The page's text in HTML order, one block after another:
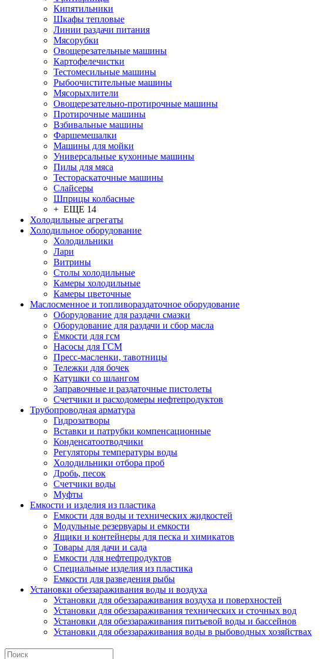
Кипятильники
Шкафы тепловые
Линии раздачи питания
Мясорубки
Овощерезательные машины
Картофелечистки
Тестомесильные машины
Рыбоочистительные машины
Мясорыхлители
Овощерезательно-протирочные машины
Протирочные машины
Взбивальные машины
Фаршемешалки
Машины для мойки
Универсальные кухонные машины
Пилы для мяса
Тестораскаточные машины
Слайсеры
Шприцы колбасные
+ ЕЩЕ 14
Холодильные агрегаты
Холодильное оборудование
Холодильники
Лари
Витрины
Столы холодильные
Камеры холодильные
Камеры цветочные
Маслосменное и топливораздаточное оборудование
Оборудование для раздачи смазки
Оборудование для раздачи и сбор масла
Ёмкости для гсм
Насосы для ГСМ
Пресс-масленки, тавотницы
Тележки для бочек
Катушки со шлангом
Заправочные и раздаточные пистолеты
Счетчики и расходомеры нефтепродуктов
Трубопроводная арматура
Гидрозатворы
Вставки и патрубки компенсационные
Конденсатоотводчики
Регуляторы температуры воды
Холодильники отбора проб
Дробь, песок
Счетчики воды
Муфты
Емкости и изделия из пластика
Емкости для воды и технических жидкостей
Модульные резервуары и емкости
Ящики и контейнеры для песка и химикатов
Товары для дачи и сада
Емкости для нефтепродуктов
Специальные изделия из пластика
Емкости для разведения рыбы
Установки обеззараживания воды и воздуха
Установки для обеззараживания воздуха и поверхностей
Установки для обеззараживания технических и сточных вод
Установки для обеззараживания питьевой воды и бассейнов
Установки для обеззараживания воды в рыбоводных хозяйствах